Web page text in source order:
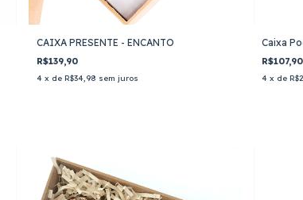
CAIXA PRESENTE - ENCANTO
R$139,90
4 x de R$34,98 sem juros
Caixa
R$107,90
4 x de